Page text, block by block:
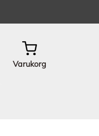
Varukorg